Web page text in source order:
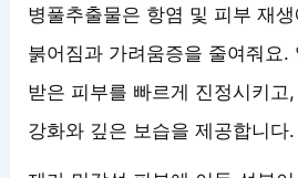
병풀추출물은 항염 및 피부 재
붉어짐과 가려움증을 줄여줘요.
받은 피부를 빠르게 진정시키고
강화와 깊은 보습을 제공합니다.